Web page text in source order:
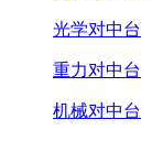
光学对中台
重力对中台
机械对中台